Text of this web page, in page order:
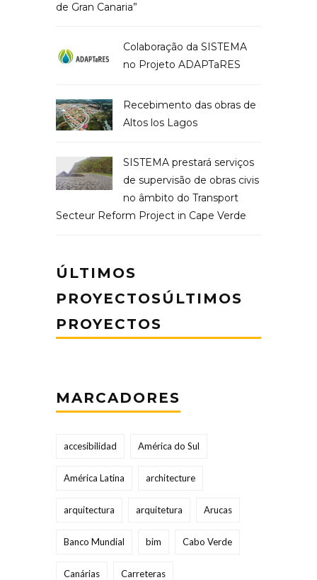
de Gran Canaria”
Colaboração da SISTEMA
no Projeto ADAPTaRES
Recebimento das obras de
Altos los Lagos
SISTEMA prestará serviços
de supervisão de obras civis
no âmbito do Transport
Secteur Reform Project in Cape Verde
ÚLTIMOS
PROYECTOSÚLTIMOS
PROYECTOS
MARCADORES
accesibilidad América do Sul
América Latina architecture
arquitectura arquitetura Arucas
Banco Mundial bim Cabo Verde
Canárias Carreteras